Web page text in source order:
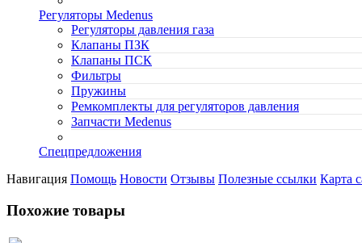
Регуляторы Medenus
Регуляторы давления газа
Клапаны ПЗК
Клапаны ПСК
Фильтры
Пружины
Ремкомплекты для регуляторов давления
Запчасти Medenus
Спецпредложения
Навигация Помощь Новости Отзывы Полезные ссылки Карта
Похожие товары